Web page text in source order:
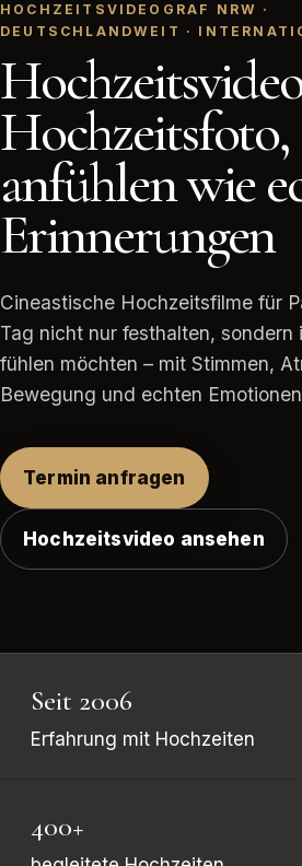
HOCHZEITSVIDEOGRAF NRW ·
DEUTSCHLANDWEIT ·
Hochzeitsfoto,
anfühlen wie
Erinnerungen
Cineastische Hochzeitsfilme für
Tag nicht nur festhalten, sondern
fühlen möchten – mit Stimmen,
Bewegung und echten
Termin anfragen
Hochzeitsvideo ansehen
Seit 2006
Erfahrung mit Hochzeiten
400+